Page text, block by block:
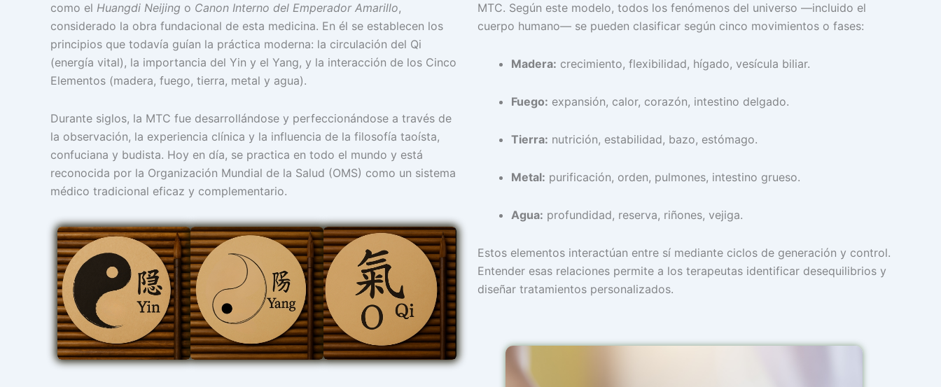
MTC. Según este modelo, todos los fenómenos del universo —incluido el
cuerpo humano— se pueden clasificar según cinco movimientos o fases:
Madera: crecimiento, flexibilidad, hígado, vesícula biliar.
Fuego: expansión, calor, corazón, intestino delgado.
Tierra: nutrición, estabilidad, bazo, estómago.
Metal: purificación, orden, pulmones, intestino grueso.
Agua: profundidad, reserva, riñones, vejiga.
Estos elementos interactúan entre sí mediante ciclos de generación y control.
Entender esas relaciones permite a los terapeutas identificar desequilibrios y
diseñar tratamientos personalizados.
como el Huangdi Neijing o Canon Interno del Emperador Amarillo,
considerado la obra fundacional de esta medicina. En él se establecen los
principios que todavía guían la práctica moderna: la circulación del Qi
(energía vital), la importancia del Yin y el Yang, y la interacción de los Cinco
Elementos (madera, fuego, tierra, metal y agua).
Durante siglos, la MTC fue desarrollándose y perfeccionándose a través de
la observación, la experiencia clínica y la influencia de la filosofía taoísta,
confuciana y budista. Hoy en día, se practica en todo el mundo y está
reconocida por la Organización Mundial de la Salud (OMS) como un sistema
médico tradicional eficaz y complementario.